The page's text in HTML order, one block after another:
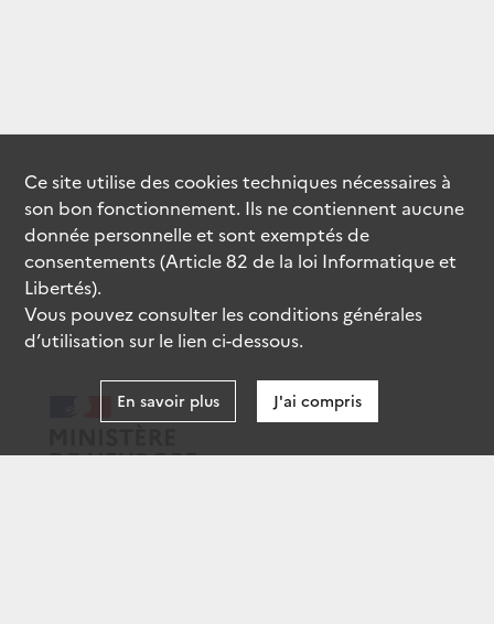
Ce site utilise descookiestechniques nécessaires à
son bon fonctionnement. Ils ne contiennent aucune
donnée personnelle et sont exemptés de
consentements (Article 82 de la loi Informatique et
Libertés).
Vous pouvez consulter les conditions générales
d’utilisation sur le lien ci-dessous.
En savoir plus J'ai compris